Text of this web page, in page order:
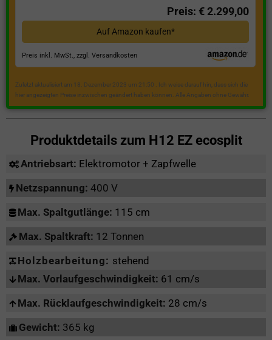
Preis: € 2.299,00
Auf Amazon kaufen*
Preis inkl. MwSt., zzgl. Versandkosten
Zuletzt aktualisiert am 18. Dezember 2023 um 21:50 . Ich weise darauf hin, dass sich die
hier angezeigten Preise inzwischen geändert haben können. Alle Angaben ohne Gewähr.
Produktdetails zum H12 EZ ecosplit
Antriebsart: Elektromotor + Zapfwelle
Netzspannung: 400 V
Max. Spaltgutlänge: 115 cm
Max. Spaltkraft: 12 Tonnen
Holzbearbeitung: stehend
Max. Vorlaufgeschwindigkeit: 61 cm/s
Max. Rücklaufgeschwindigkeit: 28 cm/s
Gewicht: 365 kg